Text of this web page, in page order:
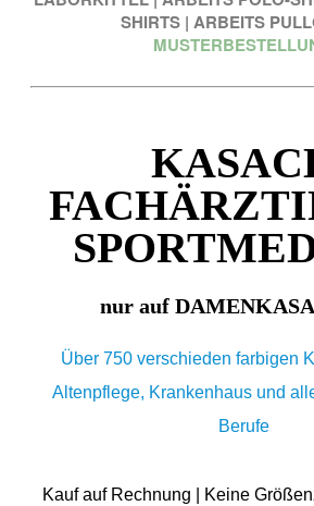
SHIRTS | ARBEITS
nur auf
Über 750 verschieden farbigen
Altenpflege, Krankenhaus und
Berufe
Kauf auf Rechnung | Keine